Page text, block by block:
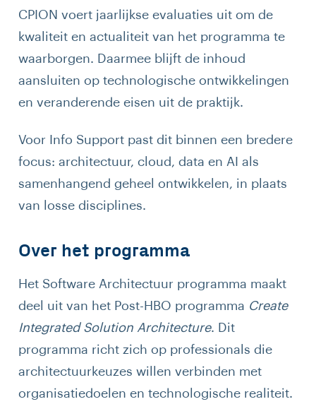
CPION voert jaarlijkse evaluaties uit om de
kwaliteit en actualiteit van het programma te
waarborgen. Daarmee blijft de inhoud
aansluiten op technologische ontwikkelingen
en veranderende eisen uit de praktijk.
Voor Info Support past dit binnen een bredere
focus: architectuur, cloud, data en AI als
samenhangend geheel ontwikkelen, in plaats
van losse disciplines.
Over het programma
Het Software Architectuur programma maakt
deel uit van het Post-HBO programma Create
Integrated Solution Architecture. Dit
programma richt zich op professionals die
architectuurkeuzes willen verbinden met
organisatiedoelen en technologische realiteit.